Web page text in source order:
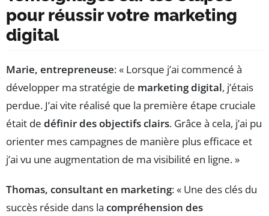
pour réussir votre marketing
digital
Marie, entrepreneuse: « Lorsque j’ai commencé à
développer ma stratégie de marketing digital, j’étais
perdue. J’ai vite réalisé que la première étape cruciale
était de définir des objectifs clairs. Grâce à cela, j’ai pu
orienter mes campagnes de manière plus efficace et
j’ai vu une augmentation de ma visibilité en ligne. »
Thomas, consultant en marketing: « Une des clés du
succès réside dans la compréhension des